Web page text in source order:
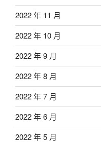
2022 年 11 月
2022 年 10 月
2022 年 9 月
2022 年 8 月
2022 年 7 月
2022 年 6 月
2022 年 5 月